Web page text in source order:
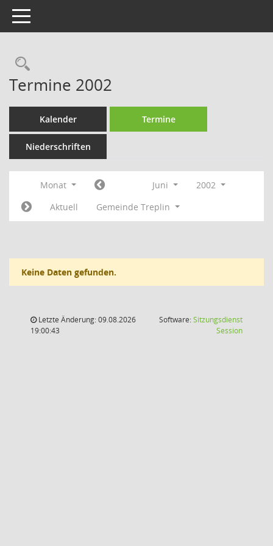
Toggle navigation
Rechercheauswahl
Termine 2002
Kalender Termine
Niederschriften
Monat Juni
2002
Aktuell
Gemeinde Treplin
Keine Daten gefunden.
Letzte Änderung: 09.08.2026
19:00:43
Software:Sitzungsdienst
Session(Wird in